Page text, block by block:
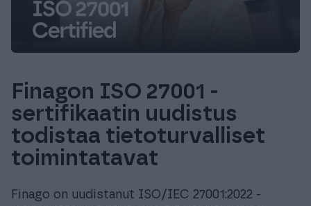
Finagon ISO 27001 -
sertifikaatin uudistus
todistaa tietoturvalliset
toimintatavat
Finago on uudistanut ISO/IEC 27001:2022 -